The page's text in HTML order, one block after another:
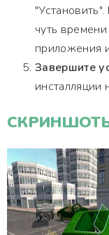
чуть
приложения
Завершите
инсталляции